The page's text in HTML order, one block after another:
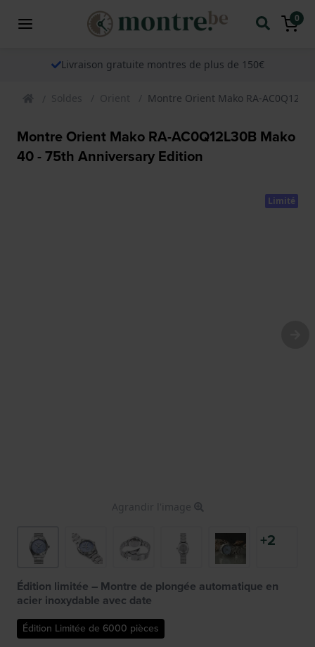
0
Livraison gratuite montres de plus de 150€
Soldes Orient Montre Orient Mako RA-
Montre Orient Mako RA-AC0Q12L30B Mako
40 - 75th Anniversary Edition
Limité
Agrandir l'image
+2
Édition limitée – Montre de plongée automatique en
acier inoxydable avec date
Édition Limitée de 6000 pièces